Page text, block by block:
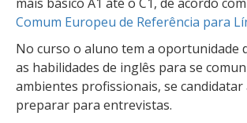
Comum Europeu de Referência para
No curso o aluno tem a oportunidade
as habilidades de inglês para se
ambientes profissionais, se candidatar
preparar para entrevistas.